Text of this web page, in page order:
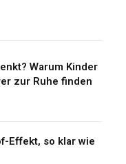
Warum Kinder
zur Ruhe finden
Effekt, so klar wie